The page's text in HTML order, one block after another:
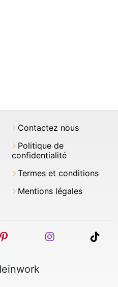
Contactez nous
Politique de
confidentialité
Termes et conditions
Mentions légales
pinterest instagram